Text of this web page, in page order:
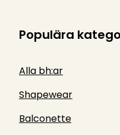
Populära
Alla bh:ar
Shapewear
Balconette